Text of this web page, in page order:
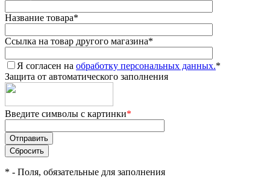
Название товара*
Ссылка на товар другого магазина*
Я согласен на обработку персональных данных.*
Защита от автоматического заполнения
Введите символы с картинки*
* - Поля, обязательные для заполнения